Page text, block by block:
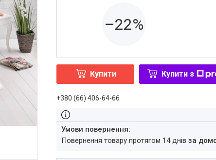
–22%
Купити Купити з
+380 (66) 406-64-66
повернення товару протягом 14 днівза